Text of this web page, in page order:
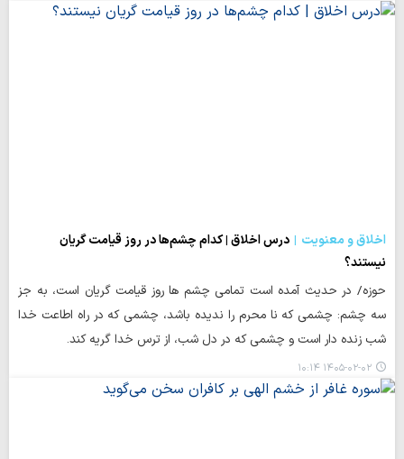
اخلاق و معنویت
درس اخلاق | کدام چشم‌ها در روز قیامت گریان
نیستند؟
حوزه/ در حدیث آمده است تمامی چشم ها روز قیامت گریان است، به جز
سه چشم: چشمی که نا محرم را ندیده باشد، چشمی که در راه اطاعت خدا
شب زنده دار است و چشمی که در دل شب، از ترس خدا گریه کند.
۱۴۰۵-۰۲-۰۲ ۱۰:۱۴